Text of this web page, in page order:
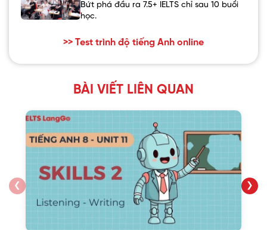
Bứt phá đầu ra 7.5+ IELTS chỉ sau 10 buổi
học.
>> Test trình độ tiếng Anh online
BÀI VIẾT LIÊN QUAN
❮ ❯